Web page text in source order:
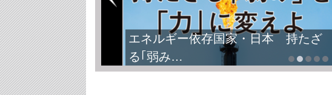
エネルギー依存国家・日本 持たざ
る｢弱み…